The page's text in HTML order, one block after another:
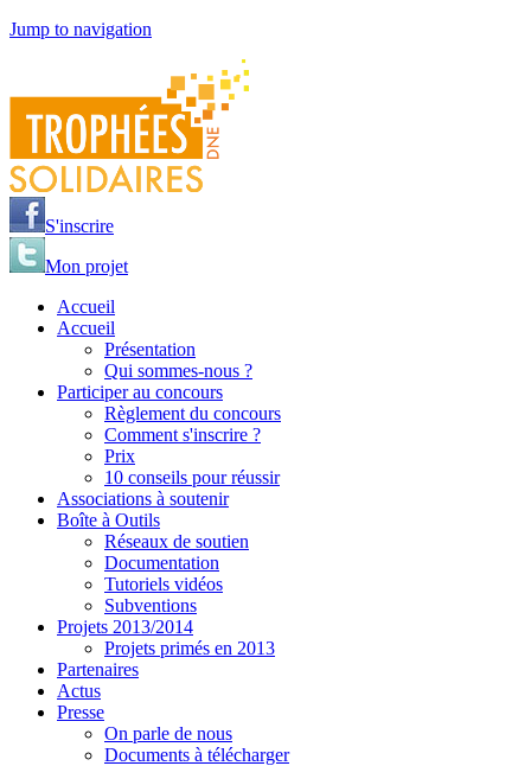
Jump to navigation
S'inscrire
Mon projet
Accueil
Accueil
Présentation
Qui sommes-nous ?
Participer au concours
Règlement du concours
Comment s'inscrire ?
Prix
10 conseils pour réussir
Associations à soutenir
Boîte à Outils
Réseaux de soutien
Documentation
Tutoriels vidéos
Subventions
Projets 2013/2014
Projets primés en 2013
Partenaires
Actus
Presse
On parle de nous
Documents à télécharger